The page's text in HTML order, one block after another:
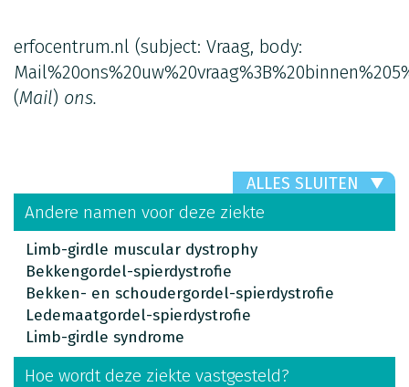
erfocentrum.nl (subject: Vraag, body:
(Mail) ons.
ALLES SLUITEN
Andere namen voor deze ziekte
Limb-girdle muscular dystrophy
Bekkengordel-spierdystrofie
Bekken- en schoudergordel-spierdystrofie
Ledemaatgordel-spierdystrofie
Limb-girdle syndrome
Hoe wordt deze ziekte vastgesteld?